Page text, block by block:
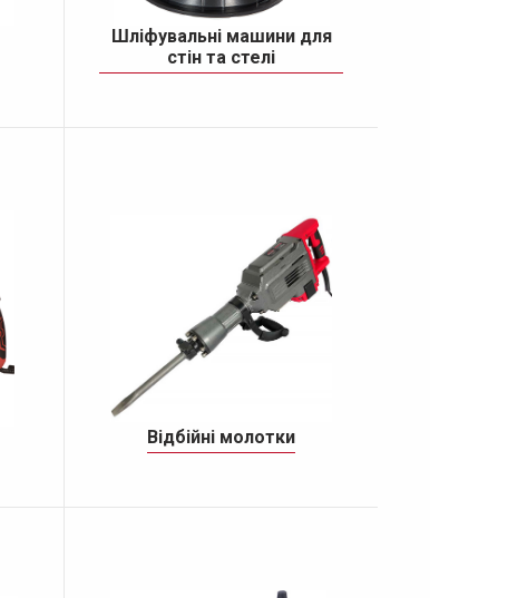
Шлiфувальнi машини для
стiн та стелi
Bідбійні молотки